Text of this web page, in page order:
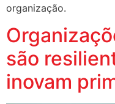
organização.
são
inovam